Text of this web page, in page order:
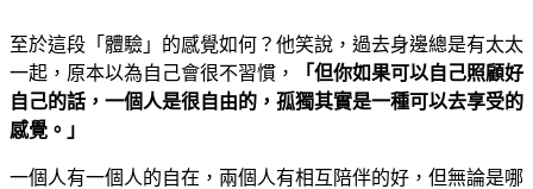
至於這段「體驗」的感覺如何？他笑說，過去身邊總是有太太
一起，原本以為自己會很不習慣，
「但你如果可以自己照顧好
自己的話，一個人是很自由的，孤獨其實是一種可以去享受的
感覺。」
一個人有一個人的自在，兩個人有相互陪伴的好，但無論是哪